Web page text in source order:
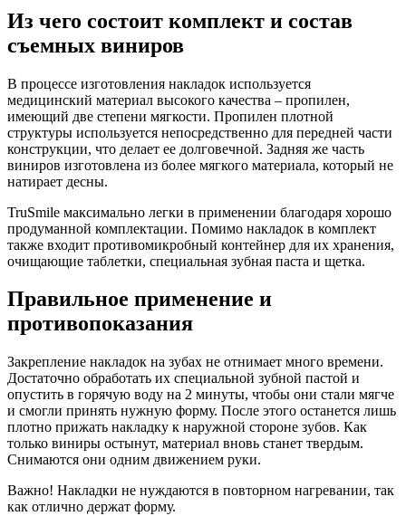
Из чего состоит комплект и состав
съемных виниров
В процессе изготовления накладок используется
медицинский материал высокого качества – пропилен,
имеющий две степени мягкости. Пропилен плотной
структуры используется непосредственно для передней части
конструкции, что делает ее долговечной. Задняя же часть
виниров изготовлена из более мягкого материала, который не
натирает десны.
TruSmile максимально легки в применении благодаря хорошо
продуманной комплектации. Помимо накладок в комплект
также входит противомикробный контейнер для их хранения,
очищающие таблетки, специальная зубная паста и щетка.
Правильное применение и
противопоказания
Закрепление накладок на зубах не отнимает много времени.
Достаточно обработать их специальной зубной пастой и
опустить в горячую воду на 2 минуты, чтобы они стали мягче
и смогли принять нужную форму. После этого останется лишь
плотно прижать накладку к наружной стороне зубов. Как
только виниры остынут, материал вновь станет твердым.
Снимаются они одним движением руки.
Важно! Накладки не нуждаются в повторном нагревании, так
как отлично держат форму.